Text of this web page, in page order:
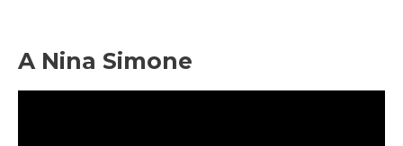
A Nina Simone